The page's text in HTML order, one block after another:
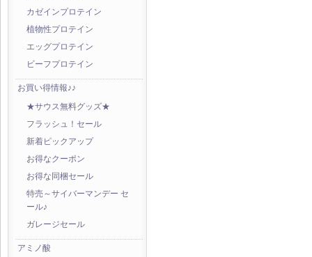
カゼインプロテイン
植物性プロテイン
エッグプロテイン
ビーフプロテイン
お買い得情報♪♪
★サウス無料グッズ★
フラッシュ！セール
新着ピックアップ
お得なクーポン
お得な同梱セール
特売～サイバーマンデー セ
ール♪
ガレージセール
アミノ酸